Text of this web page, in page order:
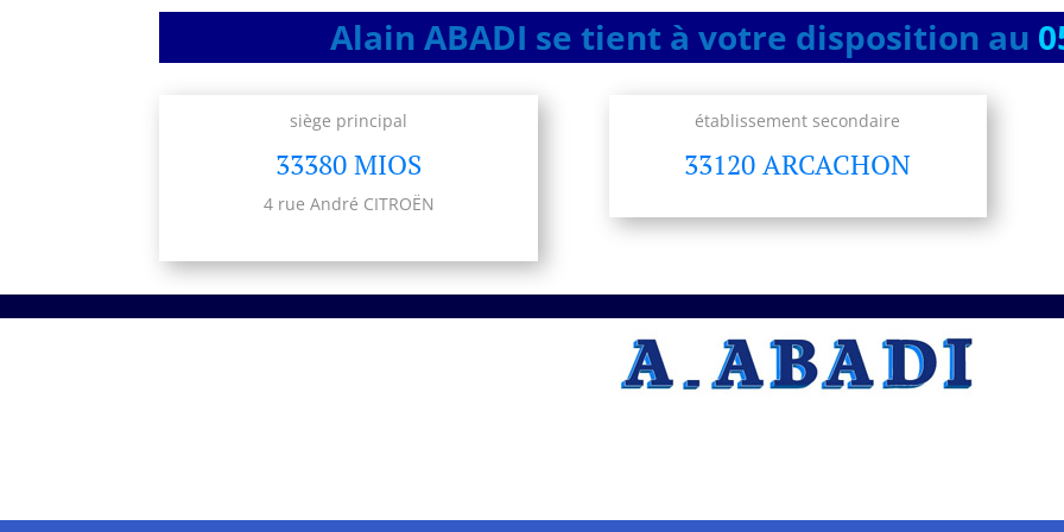
Alain ABADI se tient à votre disposition au
siège principal
33380 MIOS
4 rue André CITROËN
établissement secondaire
33120 ARCACHON
A.ABADI Entreprise
professionnelle Artisan –
Peintre – peinture extérieur façade,